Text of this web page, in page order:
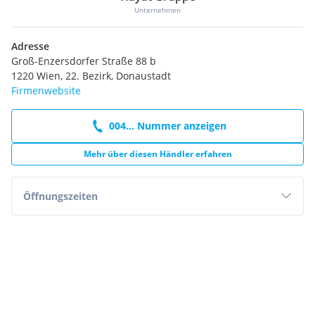
Der Verkäufer bestätigt, sämtliche fahrzeugbezogenen
Angaben vollständig und wahrheitsgemäß an die Hayat
Gruppe übermittelt zu haben und stellt die Hayat Gruppe von
sämtlichen Ansprüchen Dritter frei, die auf unrichtige oder
unvollständige Angaben zurückzuführen sind.
Unternehmen
Adresse
Groß-Enzersdorfer Straße 88 b
1220 Wien, 22. Bezirk, Donaustadt
Firmenwebsite
004... Nummer anzeigen
Mehr über diesen Händler erfahren
Öffnungszeiten